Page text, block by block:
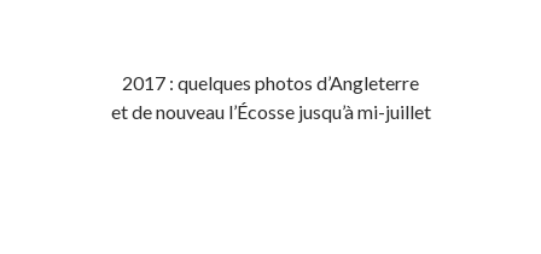
2017 : quelques photos d’Angleterre
et de nouveau l’Écosse jusqu’à mi-juillet